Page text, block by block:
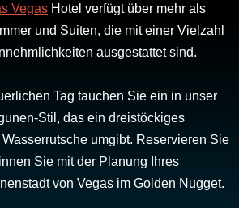
Vegas Hotel verfügt über mehr als
und Suiten, die mit einer Vielzahl
ausgestattet sind.
Tag tauchen Sie ein in unser
Stil, das ein dreistöckiges
umgibt. Reservieren Sie
Sie mit der Planung Ihres
von Vegas im Golden Nugget.